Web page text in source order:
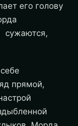
его голову
сужаются,
прямой,